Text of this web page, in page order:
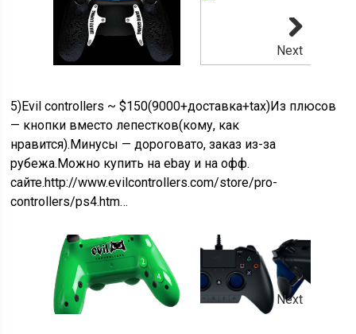
Next
5)Evil controllers ~ $150(9000+доставка+tax)Из плюсов
— кнопки вместо лепестков(кому, как
нравится).Минусы — дороговато, заказ из-за
рубежа.Можно купить на ebay и на офф.
сайте.http://www.evilcontrollers.com/store/pro-
controllers/ps4.htm…
Next